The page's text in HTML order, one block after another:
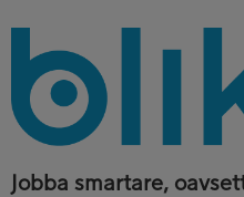
Jobba smartare,